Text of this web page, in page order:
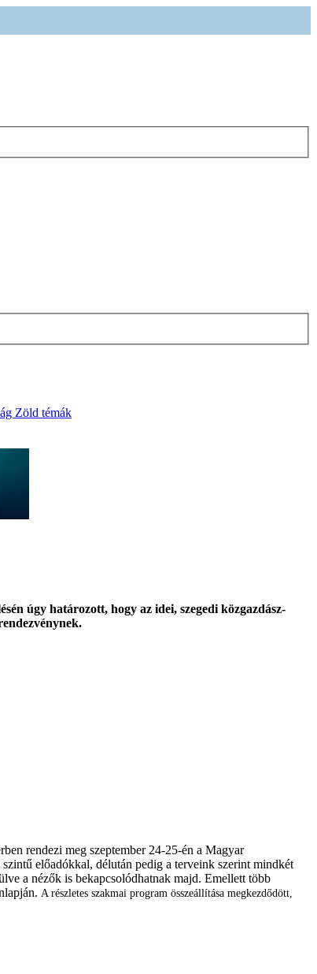
Zöld témák
úgy határozott, hogy az idei, szegedi közgazdász-
rendezi meg szeptember 24-25-én a Magyar
előadókkal, délután pedig a terveink szerint mindkét
a nézők is bekapcsolódhatnak majd. Emellett több
A részletes szakmai program összeállítása megkezdődött,